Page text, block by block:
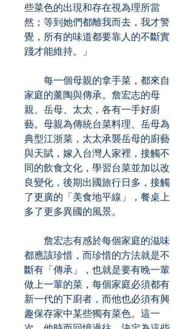
些菜色的出現和存在視為理所當
然；等到她們都離我而去，我才警
覺，所有的味道都要靠人的不斷實
踐才能維持。」
每一個母親的拿手菜，都來自
家庭的薰陶與傳承。詹宏志的母
親、岳母、太太，各有一手好廚
藝。母親為傳統台菜料理、岳母為
典型江浙菜，太太承襲岳母的廚藝
與天賦，嫁入台灣人家裡，接觸不
同的飲食文化，學習台菜並加以改
良變化，後期出國旅行日多，接觸
了更廣的「美食地平線」，餐桌上
多了更多異國的風景。
詹宏志有感於每個家庭的滋味
都應該珍惜，而珍惜的方法就是不
斷有「傳承」，也就是要有晚一輩
做上一輩的菜，每個家庭必須都有
新一代的下廚者，而他也必須有興
趣保存家中某些獨有菜色。這一